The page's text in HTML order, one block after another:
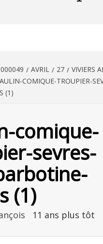
AVRIL 27
VIVIERS
COMIQUE-TROUPIER-
(1)
comique-
sevres-
(1)
11 ans plus tôt